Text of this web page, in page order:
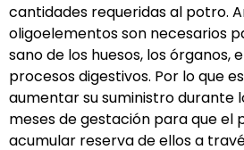
cantidades requeridas al potro.
oligoelementos son necesarios
sano de los huesos, los órganos,
procesos digestivos. Por lo que
aumentar su suministro durante
meses de gestación para que el
acumular reserva de ellos a